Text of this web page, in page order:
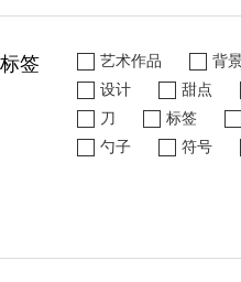
标签 艺术作品 背
设计
甜点
刀
标签
勺子
符号